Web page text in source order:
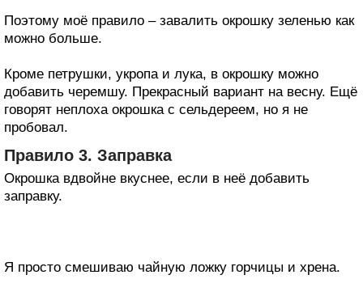
Поэтому моё правило – завалить окрошку зеленью как
можно больше.
Кроме петрушки, укропа и лука, в окрошку можно
добавить черемшу. Прекрасный вариант на весну. Ещё
говорят неплоха окрошка с сельдереем, но я не
пробовал.
Правило 3. Заправка
Окрошка вдвойне вкуснее, если в неё добавить
заправку.
Я просто смешиваю чайную ложку горчицы и хрена.